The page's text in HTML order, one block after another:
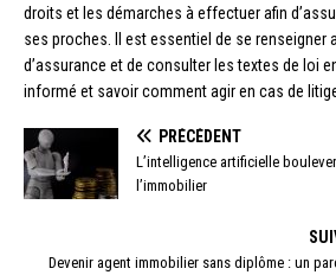
droits et les démarches à effectuer afin
ses proches. Il est essentiel de se renseigner
d’assurance et de consulter les textes de loi
informé et savoir comment agir en cas de
PRÉCÉDENT
L’intelligence artificielle
l’immobilier
Devenir agent immobilier sans diplôme : un